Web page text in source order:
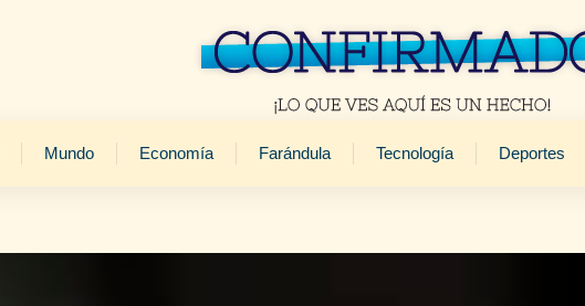
Mundo Economía Farándula Tecnología Deportes